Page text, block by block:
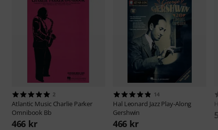
2
Atlantic Music Charlie Parker
Omnibook Bb
466 kr
14
Hal Leonard Jazz Play-Along
Gershwin
466 kr